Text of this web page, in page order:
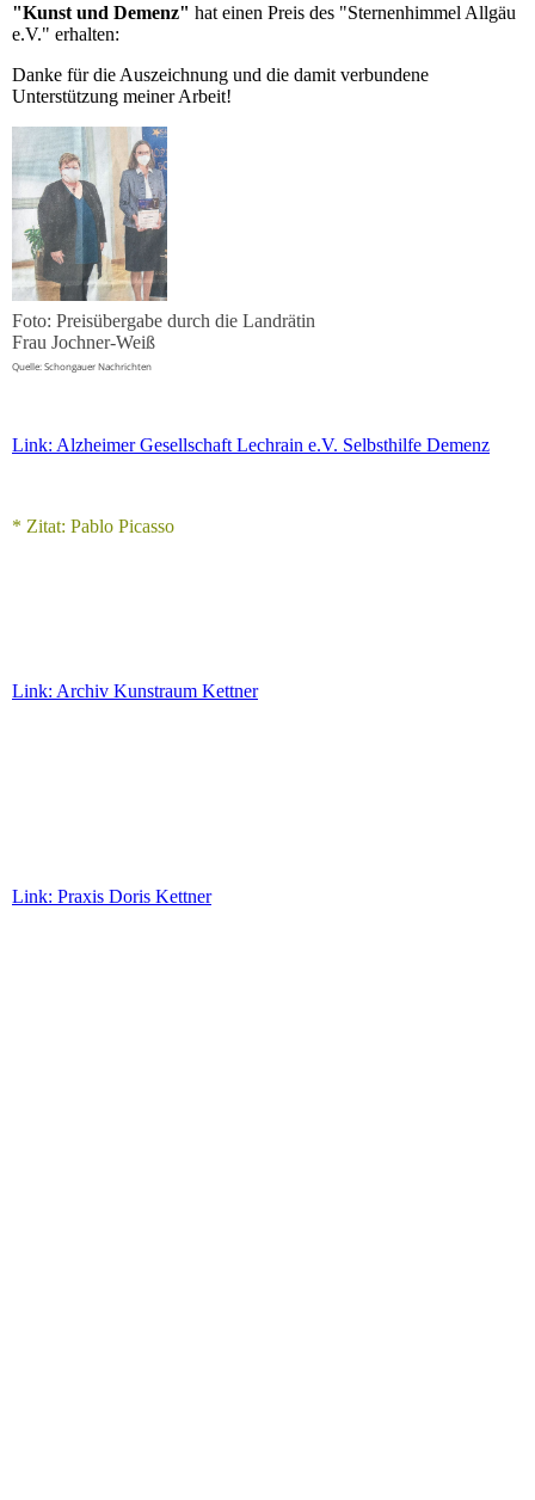
"Kunst und Demenz" hat einen Preis des "Sternenhimmel Allgäu
e.V." erhalten:
Danke für die Auszeichnung und die damit verbundene
Unterstützung meiner Arbeit!
Foto: Preisübergabe durch die Landrätin
Frau Jochner-Weiß
Quelle: Schongauer Nachrichten
Link: Alzheimer Gesellschaft Lechrain e.V. Selbsthilfe Demenz
* Zitat: Pablo Picasso
Link: Archiv Kunstraum Kettner
Link: Praxis Doris Kettner